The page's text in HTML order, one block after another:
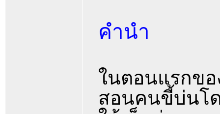
คำนำ
ในตอนแรกขอ
สอนคนขี้บ่นโ